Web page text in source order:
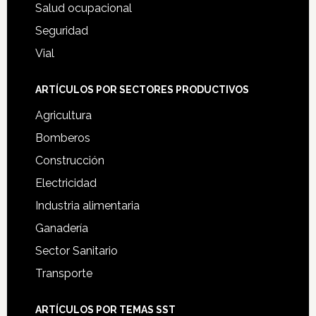
Salud ocupacional
Seguridad
Vial
ARTÍCULOS POR SECTORES PRODUCTIVOS
Agricultura
Bomberos
Construcción
Electricidad
Industria alimentaria
Ganadería
Sector Sanitario
Transporte
ARTÍCULOS POR TEMAS SST